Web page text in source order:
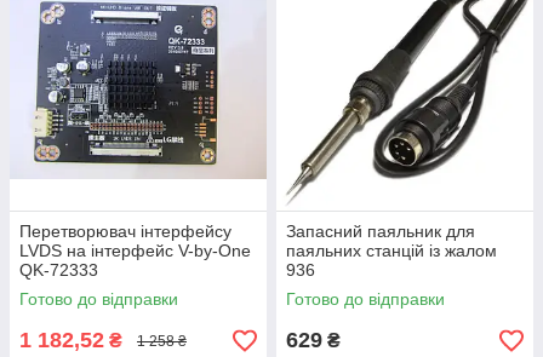
Перетворювач інтерфейсу
LVDS на інтерфейс V-by-One
QK-72333
Готово до відправки
1 182,52 ₴ 1 258 ₴
Запасний паяльник для
паяльних станцій із жалом
936
Готово до відправки
629 ₴